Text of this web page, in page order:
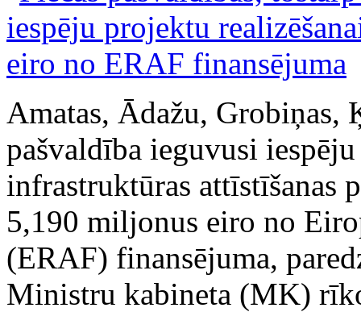
Amatas, Ādažu, Grobiņas,
pašvaldība ieguvusi
infrastruktūras attīstīšanas
5,190 miljonus eiro no
(ERAF) finansējuma,
Ministru kabineta (MK)